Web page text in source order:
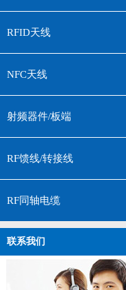
RFID天线
NFC天线
射频器件/板端
RF馈线/转接线
RF同轴电缆
联系我们